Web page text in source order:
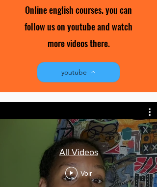
Online english courses. you can
follow us on youtube and watch
more videos there.
youtube
All Videos
Voir